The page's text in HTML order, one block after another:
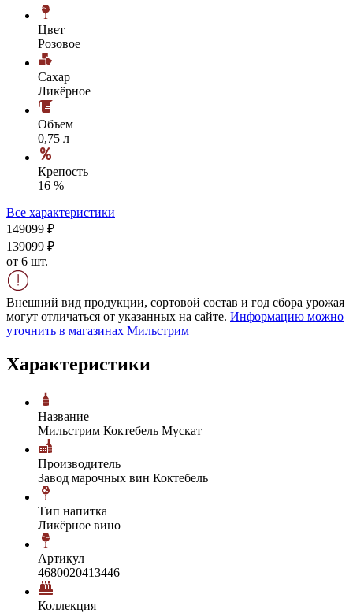
Цвет
Розовое
Сахар
Ликёрное
Объем
0,75 л
Крепость
16 %
Все характеристики
149099 ₽
139099 ₽
от 6 шт.
Внешний вид продукции, сортовой состав и год сбора урожая
могут отличаться от указанных на сайте. Информацию можно
уточнить в магазинах Мильстрим
Характеристики
Название
Мильстрим Коктебель Мускат
Производитель
Завод марочных вин Коктебель
Тип напитка
Ликёрное вино
Артикул
4680020413446
Коллекция